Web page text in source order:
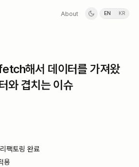
About EN KR
해서 데이터를 가져왔
와 겹치는 이슈
팩토링 완료
용